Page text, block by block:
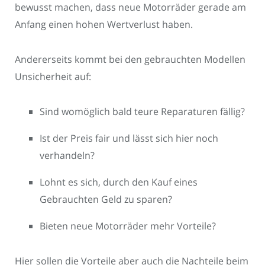
bewusst machen, dass neue Motorräder gerade am
Anfang einen hohen Wertverlust haben.
Andererseits kommt bei den gebrauchten Modellen
Unsicherheit auf:
Sind womöglich bald teure Reparaturen fällig?
Ist der Preis fair und lässt sich hier noch
verhandeln?
Lohnt es sich, durch den Kauf eines
Gebrauchten Geld zu sparen?
Bieten neue Motorräder mehr Vorteile?
Hier sollen die Vorteile aber auch die Nachteile beim